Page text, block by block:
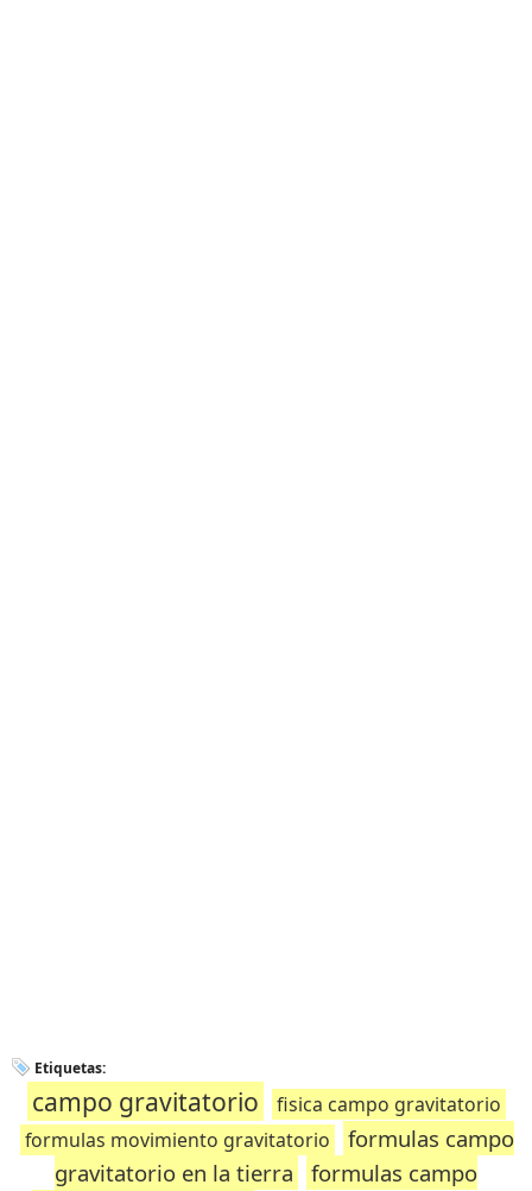
Etiquetas:
campo gravitatorio
fisica campo gravitatorio
formulas movimiento gravitatorio
formulas campo
gravitatorio en la tierra
formulas campo